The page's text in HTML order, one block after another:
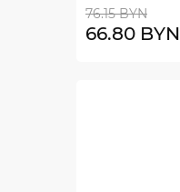
76.15 BYN
66.80 BYN